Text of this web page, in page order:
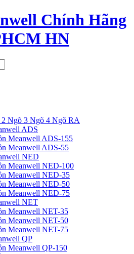
Ngõ 3 Ngõ 4 Ngõ RA
ADS
Meanwell ADS-155
Meanwell ADS-55
NED
Meanwell NED-100
Meanwell NED-35
Meanwell NED-50
Meanwell NED-75
NET
Meanwell NET-35
Meanwell NET-50
Meanwell NET-75
QP
Meanwell QP-150